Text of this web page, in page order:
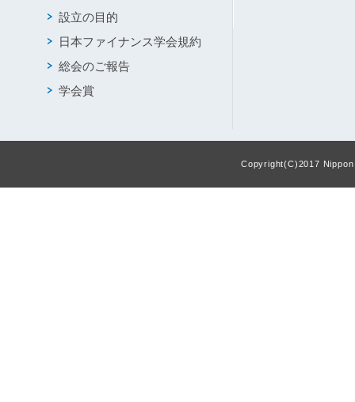
設立の目的
日本ファイナンス学会規約
総会のご報告
学会賞
Copyright(C)2017